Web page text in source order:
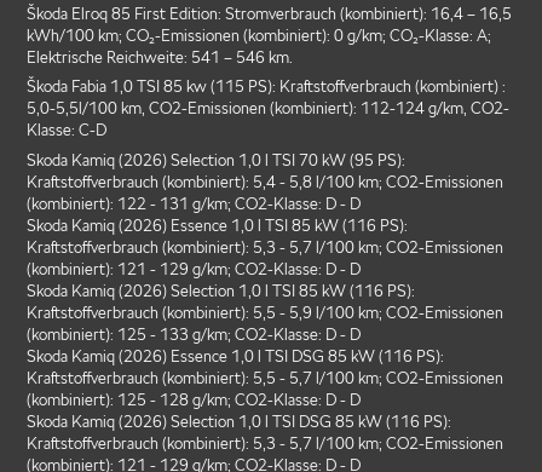
Škoda Elroq 85 First Edition: Stromverbrauch (kombiniert): 16,4 – 16,5
kWh/100 km; CO₂-Emissionen (kombiniert): 0 g/km; CO₂-Klasse: A;
Elektrische Reichweite: 541 – 546 km.
Škoda Fabia 1,0 TSI 85 kw (115 PS): Kraftstoffverbrauch (kombiniert) :
5,0-5,5l/100 km, CO2-Emissionen (kombiniert): 112-124 g/km, CO2-
Klasse: C-D
Skoda Kamiq (2026) Selection 1,0 l TSI 70 kW (95 PS):
Kraftstoffverbrauch (kombiniert): 5,4 - 5,8 l/100 km; CO2-Emissionen
(kombiniert): 122 - 131 g/km; CO2-Klasse: D - D
Skoda Kamiq (2026) Essence 1,0 l TSI 85 kW (116 PS):
Kraftstoffverbrauch (kombiniert): 5,3 - 5,7 l/100 km; CO2-Emissionen
(kombiniert): 121 - 129 g/km; CO2-Klasse: D - D
Skoda Kamiq (2026) Selection 1,0 l TSI 85 kW (116 PS):
Kraftstoffverbrauch (kombiniert): 5,5 - 5,9 l/100 km; CO2-Emissionen
(kombiniert): 125 - 133 g/km; CO2-Klasse: D - D
Skoda Kamiq (2026) Essence 1,0 l TSI DSG 85 kW (116 PS):
Kraftstoffverbrauch (kombiniert): 5,5 - 5,7 l/100 km; CO2-Emissionen
(kombiniert): 125 - 128 g/km; CO2-Klasse: D - D
Skoda Kamiq (2026) Selection 1,0 l TSI DSG 85 kW (116 PS):
Kraftstoffverbrauch (kombiniert): 5,3 - 5,7 l/100 km; CO2-Emissionen
(kombiniert): 121 - 129 g/km; CO2-Klasse: D - D